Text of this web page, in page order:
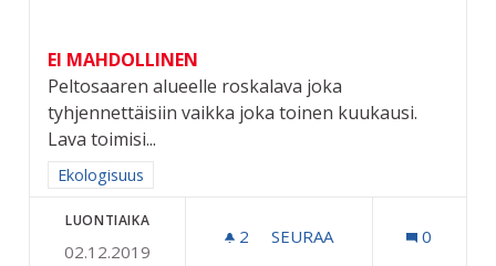
EI MAHDOLLINEN
Peltosaaren alueelle roskalava joka
tyhjennettäisiin vaikka joka toinen kuukausi.
Lava toimisi...
Rajaa tulokset aihepiirin mukaan: Ekologisuus
Ekologisuus
LUONTIAIKA
02.12.2019
2 2 SEURAAJAA
SEURAA 0